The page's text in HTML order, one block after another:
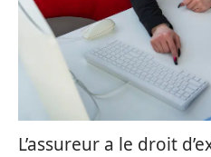
L’assureur a le droit